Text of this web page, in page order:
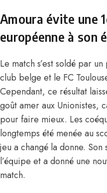
Amoura évite une
européenne à son
Le match s’est soldé par
club belge et le FC
Cependant, ce résultat
goût amer aux Unionistes,
pour faire mieux. Les
longtemps été menée au
jeu a changé la donne.
l’équipe et a donné une
match.